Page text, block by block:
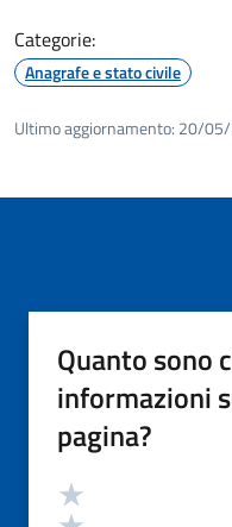
Categorie:
Anagrafe e stato civile
Ultimo aggiornamento: 20/05/
Quanto sono
informazioni
pagina?
Valutazione